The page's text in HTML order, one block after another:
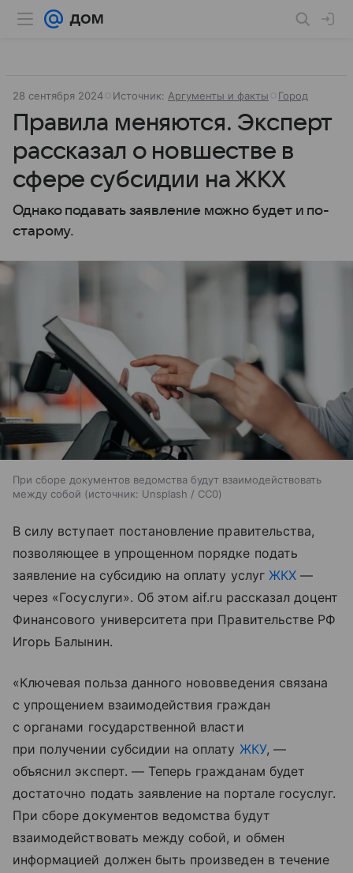
28 сентября 2024 Источник: Аргументы и факты Город
Правила меняются. Эксперт
рассказал о новшестве в
сфере субсидии на ЖКХ
Однако подавать заявление можно будет и по-
старому.
При сборе документов ведомства будут взаимодействовать
между собой
источник: Unsplash / CC0
В силу вступает постановление правительства,
позволяющее в упрощенном порядке подать
заявление на субсидию на оплату услуг ЖКХ—
через «Госуслуги». Об этом aif.ru рассказал доцент
Финансового университета при Правительстве РФ
Игорь Балынин.
«Ключевая польза данного нововведения связана
с упрощением взаимодействия граждан
с органами государственной власти
при получении субсидии на оплату ЖКУ, —
объяснил эксперт. — Теперь гражданам будет
достаточно подать заявление на портале госуслуг.
При сборе документов ведомства будут
взаимодействовать между собой, и обмен
информацией должен быть произведен в течение